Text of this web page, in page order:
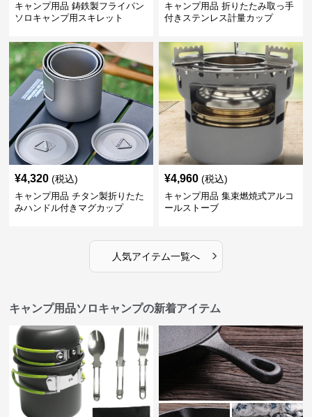
キャンプ用品 鋳鉄製フライパン
ソロキャンプ用スキレット
キャンプ用品 折りたたみ取っ手
付きステンレス計量カップ
¥4,320 (税込)
キャンプ用品 チタン製折りたた
みハンドル付きマグカップ
¥4,960 (税込)
キャンプ用品 集束燃焼式アルコ
ールストーブ
人気アイテム一覧へ ›
キャンプ用品ソロキャンプの新着アイテム